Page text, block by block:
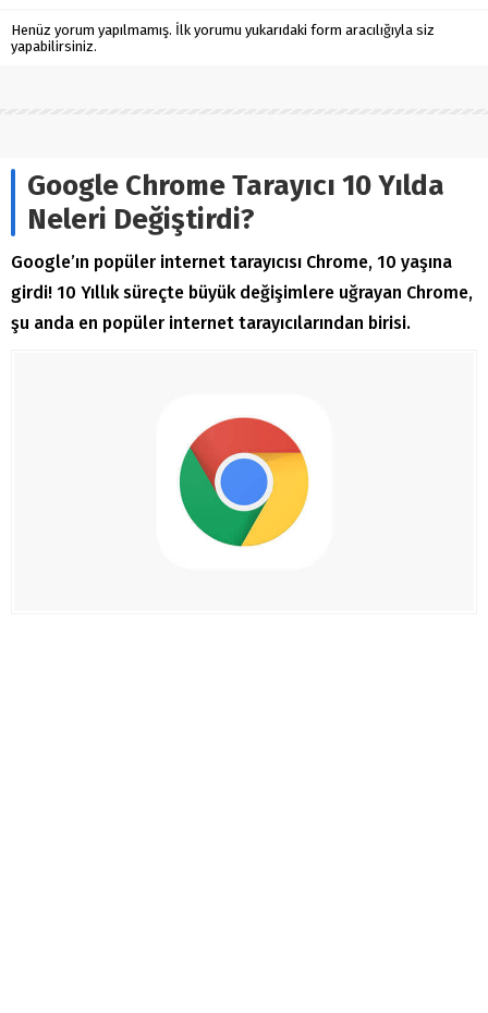
Henüz yorum yapılmamış. İlk yorumu yukarıdaki form aracılığıyla siz
yapabilirsiniz.
Google Chrome Tarayıcı 10 Yılda
Neleri Değiştirdi?
Google’ın popüler internet tarayıcısı Chrome, 10 yaşına
girdi! 10 Yıllık süreçte büyük değişimlere uğrayan Chrome,
şu anda en popüler internet tarayıcılarından birisi.